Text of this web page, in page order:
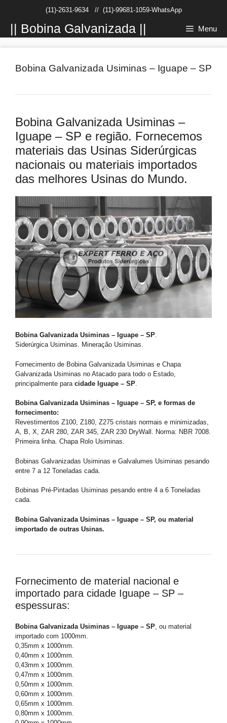
conteúdo
(11)-2631-9634// (11)-99681-1059-WhatsApp
|| Bobina Galvanizada || Menu
Bobina Galvanizada Usiminas – Iguape – SP
Bobina Galvanizada Usiminas –
Iguape – SP e região. Fornecemos
materiais das Usinas Siderúrgicas
nacionais ou materiais importados
das melhores Usinas do Mundo.
Bobina Galvanizada Usiminas – Iguape – SP.
Siderúrgica Usiminas. Mineração Usiminas.
Fornecimento de Bobina Galvanizada Usiminas e Chapa
Galvanizada Usiminas no Atacado para todo o Estado,
principalmente para cidade Iguape – SP
Bobina Galvanizada Usiminas – Iguape – SP, e formas de
fornecimento:
Revestimentos Z100, Z180, Z275 cristais normais e minimizadas,
A, B, X, ZAR 280, ZAR 345, ZAR 230 DryWall. Norma: NBR 7008.
Primeira linha. Chapa Rolo Usiminas.
Bobinas Galvanizadas Usiminas e Galvalumes Usiminas pesando
entre 7 a 12 Toneladas cada.
Bobinas Pré-Pintadas Usiminas pesando entre 4 a 6 Toneladas
cada.
Bobina Galvanizada Usiminas – Iguape – SP, ou material
importado de outras Usinas.
Fornecimento de material nacional e
importado para cidade Iguape – SP –
espessuras:
Bobina Galvanizada Usiminas – Iguape – SP , ou material
importado com 1000mm.
0,35mm x 1000mm.
0,40mm x 1000mm.
0,43mm x 1000mm.
0,47mm x 1000mm.
0,50mm x 1000mm.
0,60mm x 1000mm.
0,65mm x 1000mm.
0,80mm x 1000mm.